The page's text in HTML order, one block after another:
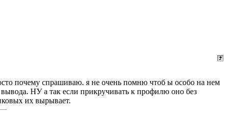
почему спрашиваю. я не очень помню чтоб ы особо на нем
вывода. НУ а так если прикручивать к профилю оно без
их вырывает.